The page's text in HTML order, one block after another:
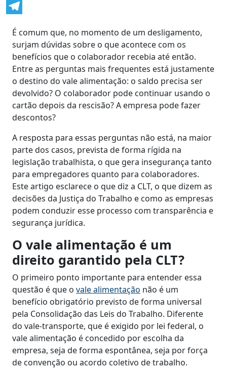
WhatsApp
É comum que, no momento de um desligamento,
surjam dúvidas sobre o que acontece com os
benefícios que o colaborador recebia até então.
Entre as perguntas mais frequentes está justamente
o destino do vale alimentação: o saldo precisa ser
devolvido? O colaborador pode continuar usando o
cartão depois da rescisão? A empresa pode fazer
descontos?
A resposta para essas perguntas não está, na maior
parte dos casos, prevista de forma rígida na
legislação trabalhista, o que gera insegurança tanto
para empregadores quanto para colaboradores.
Este artigo esclarece o que diz a CLT, o que dizem as
decisões da Justiça do Trabalho e como as empresas
podem conduzir esse processo com transparência e
segurança jurídica.
O vale alimentação é um
direito garantido pela CLT?
O primeiro ponto importante para entender essa
questão é que o vale alimentação não é um
benefício obrigatório previsto de forma universal
pela Consolidação das Leis do Trabalho. Diferente
do vale-transporte, que é exigido por lei federal, o
vale alimentação é concedido por escolha da
empresa, seja de forma espontânea, seja por força
de convenção ou acordo coletivo de trabalho.